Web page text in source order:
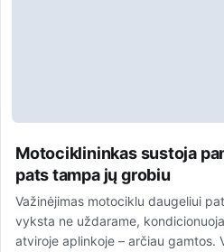
Motociklininkas sustoja
pats tampa jų grobiu
Važinėjimas motociklu daugeliui
vyksta ne uždarame,
atviroje aplinkoje – arčiau gamtos.